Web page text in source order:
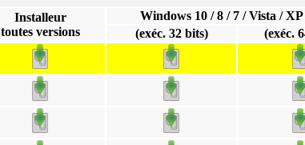
Installeur
toutes versions
Windows 10 / 8 / 7 / Vista / XP
(exéc. 32 bits) (exéc.